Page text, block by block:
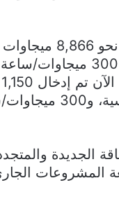
وأكد الوزير أن إجمالي القدرات الحالية للطاقة
طاقة الرياح والطاقة الشمسية والمصادر المائية، إضافة إلى
قدرات بطاريات التخزين، لافتًا إلى أنه منذ يوليو 2024 وحتى الآن تم إدخال 1,150
ميجاوات من طاقة الرياح، و700 ميجاوات من
الجديدة
المشروعات